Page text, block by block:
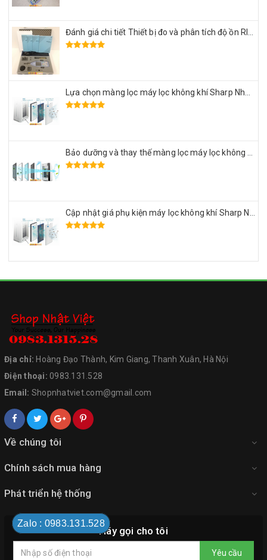
Địa chỉ: Hoàng Đạo Thành, Kim Giang, Thanh Xuân, Hà Nội
Điện thoại: 0983.131.528
Email: Shopnhatviet.com@gmail.com
Về chúng tôi
Chính sách mua hàng
Phát triển hệ thống
Hãy gọi cho tôi
Yêu cầu
Zalo : 0983.131.528